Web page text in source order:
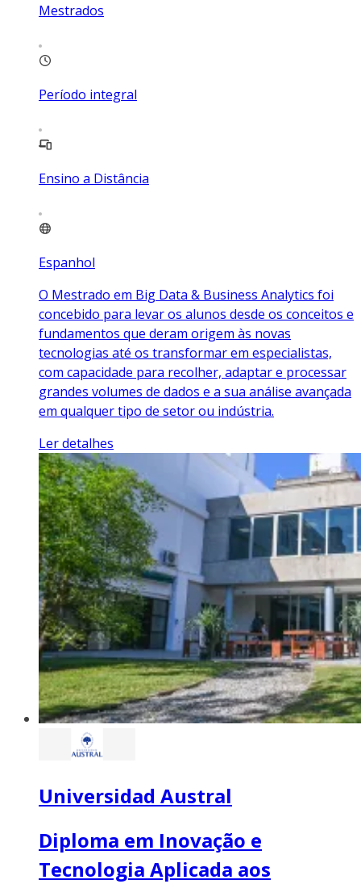
Mestrados
Período integral
Ensino a Distância
Espanhol
O Mestrado em Big Data & Business Analytics foi
concebido para levar os alunos desde os conceitos e
fundamentos que deram origem às novas
tecnologias até os transformar em especialistas,
com capacidade para recolher, adaptar e processar
grandes volumes de dados e a sua análise avançada
em qualquer tipo de setor ou indústria.
Ler detalhes
Universidad Austral
Diploma em Inovação e
Tecnologia Aplicada aos